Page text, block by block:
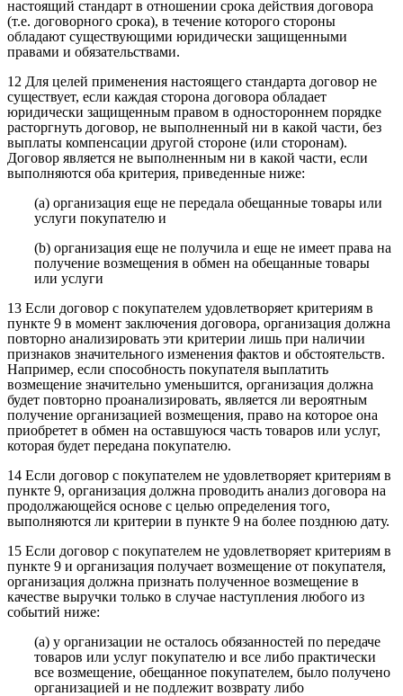
настоящий стандарт в отношении срока действия договора
(т.е. договорного срока), в течение которого стороны
обладают существующими юридически защищенными
правами и обязательствами.
12 Для целей применения настоящего стандарта договор не
существует, если каждая сторона договора обладает
юридически защищенным правом в одностороннем порядке
расторгнуть договор, не выполненный ни в какой части, без
выплаты компенсации другой стороне (или сторонам).
Договор является не выполненным ни в какой части, если
выполняются оба критерия, приведенные ниже:
(a) организация еще не передала обещанные товары или
услуги покупателю и
(b) организация еще не получила и еще не имеет права на
получение возмещения в обмен на обещанные товары
или услуги
13 Если договор с покупателем удовлетворяет критериям в
пункте 9 в момент заключения договора, организация должна
повторно анализировать эти критерии лишь при наличии
признаков значительного изменения фактов и обстоятельств.
Например, если способность покупателя выплатить
возмещение значительно уменьшится, организация должна
будет повторно проанализировать, является ли вероятным
получение организацией возмещения, право на которое она
приобретет в обмен на оставшуюся часть товаров или услуг,
которая будет передана покупателю.
14 Если договор с покупателем не удовлетворяет критериям в
пункте 9, организация должна проводить анализ договора на
продолжающейся основе с целью определения того,
выполняются ли критерии в пункте 9 на более позднюю дату.
15 Если договор с покупателем не удовлетворяет критериям в
пункте 9 и организация получает возмещение от покупателя,
организация должна признать полученное возмещение в
качестве выручки только в случае наступления любого из
событий ниже:
(a) у организации не осталось обязанностей по передаче
товаров или услуг покупателю и все либо практически
все возмещение, обещанное покупателем, было получено
организацией и не подлежит возврату либо